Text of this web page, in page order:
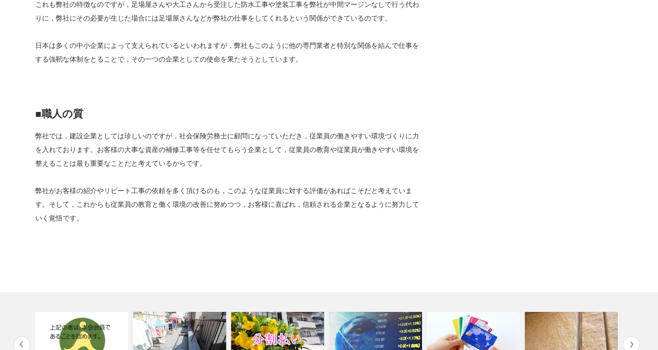
これも弊社の特徴なのですが，足場屋さんや大工さんから受注した防水工事や塗装工事を弊社が中間マージンなしで行う代わ
りに，弊社にその必要が生じた場合には足場屋さんなどが弊社の仕事をしてくれるという関係ができているのです。
日本は多くの中小企業によって支えられているといわれますが，弊社もこのように他の専門業者と特別な関係を結んで仕事を
する強靭な体制をとることで，その一つの企業としての使命を果たそうとしています。
■職人の質
弊社では，建設企業としては珍しいのですが，社会保険労務士に顧問になっていただき，従業員の働きやすい環境づくりに力
を入れております。お客様の大事な資産の補修工事等を任せてもらう企業として，従業員の教育や従業員が働きやすい環境を
整えることは最も重要なことだと考えているからです。
弊社がお客様の紹介やリピート工事の依頼を多く頂けるのも，このような従業員に対する評価があればこそだと考えていま
す。そして，これからも従業員の教育と働く環境の改善に努めつつ，お客様に喜ばれ，信頼される企業となるように努力して
いく覚悟です。